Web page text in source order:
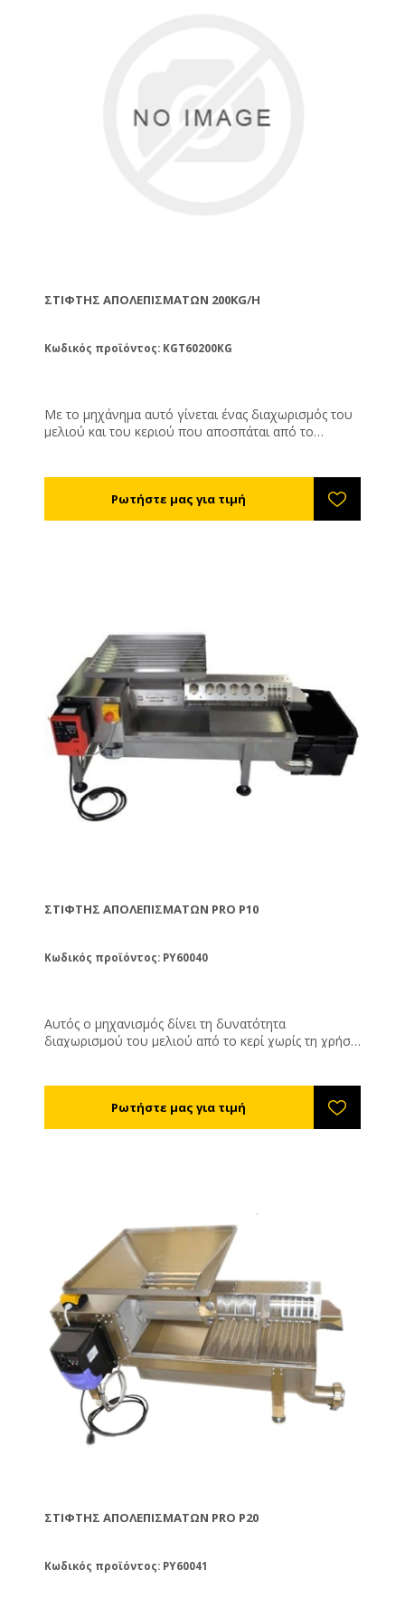
ΣΤΊΦΤΗΣ ΑΠΟΛΕΠΙΣΜΆΤΩΝ 200KG/H
Κωδικός προϊόντος: KGT60200KG
Με το μηχάνημα αυτό γίνεται ένας διαχωρισμός του
μελιού και του κεριού που αποσπάται από το
Δυναμικότητα: 200κιλά συμπιεσμένου κεριού την
ώρα Διαστάσεις: Μήκος 1.25m, Πλάτος 0,60m, Ύψος:
ΣΤΊΦΤΗΣ ΑΠΟΛΕΠΙΣΜΆΤΩΝ PRO P10
Κωδικός προϊόντος: PY60040
Αυτός ο μηχανισμός δίνει τη δυνατότητα
διαχωρισμού του μελιού από το κερί χωρίς τη χρήση
απολεπίσματα πέφτουν κάτω από μια σχάρα
ασφαλείας σε έναν ατέρμονα κοχλία, προωθούνται
συνεχής και έτσι διασφαλίζεται η χωρίς διακοπή
ΣΤΊΦΤΗΣ ΑΠΟΛΕΠΙΣΜΆΤΩΝ PRO P20
Κωδικός προϊόντος: PY60041